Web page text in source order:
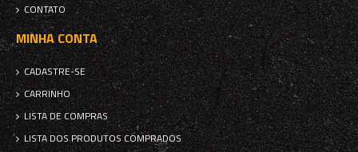
CONTATO
MINHA CONTA
CADASTRE-SE
CARRINHO
LISTA DE COMPRAS
LISTA DOS PRODUTOS COMPRADOS